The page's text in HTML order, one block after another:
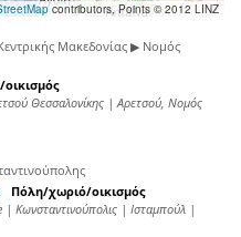
contributors, Points © 2012 LINZ
Μακεδονίας ▶ Νομός
Θεσσαλονίκης | Αρετσού, Νομός
Πόλη/χωριό/οικισμός
Κωνσταντινούπολις | Ισταμπούλ |